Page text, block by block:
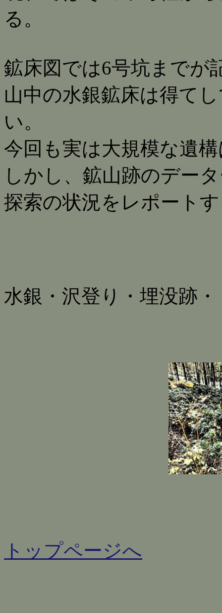
る。
鉱床図では6号坑まで
山中の水銀鉱床は得て
い。
今回も実は大規模な遺
しかし、鉱山跡のデー
探索の状況をレポート
水銀・沢登り・埋没跡・
トップページへ